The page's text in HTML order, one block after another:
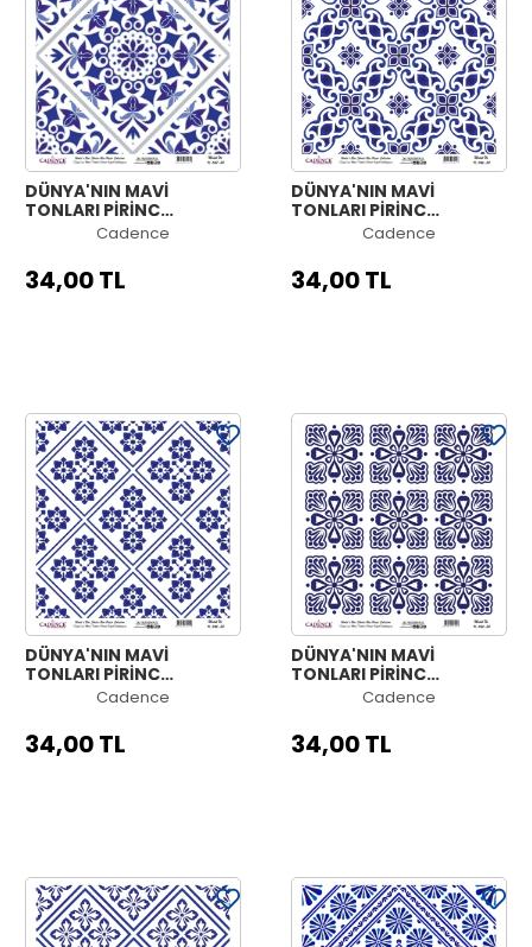
DÜNYA'NIN MAVİ
TONLARI PİRİNÇ
KOLEKSİYON BEYAZ
Cadence
34,00 TL
DÜNYA'NIN MAVİ
TONLARI PİRİNÇ
KOLEKSİYON BEYAZ
Cadence
34,00 TL
DÜNYA'NIN MAVİ
TONLARI PİRİNÇ
KOLEKSİYON BEYAZ
Cadence
34,00 TL
DÜNYA'NIN MAVİ
TONLARI PİRİNÇ
KOLEKSİYON BEYAZ
Cadence
34,00 TL